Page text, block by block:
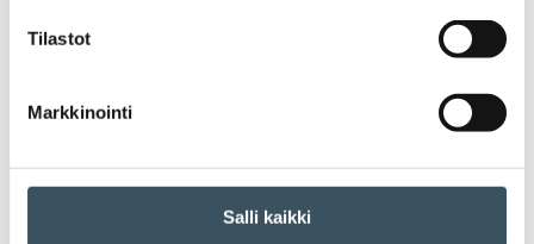
Tilastot
Markkinointi
Salli kaikki
2018
Avainsanat